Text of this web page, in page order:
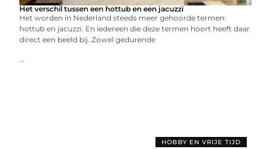
Het verschil tussen een hottub en een jacuzzi
Het worden in Nederland steeds meer gehoorde termen:
hottub en jacuzzi. En iedereen die deze termen hoort heeft daar
direct een beeld bij. Zowel gedurende
...
HOBBY EN VRIJE TIJD